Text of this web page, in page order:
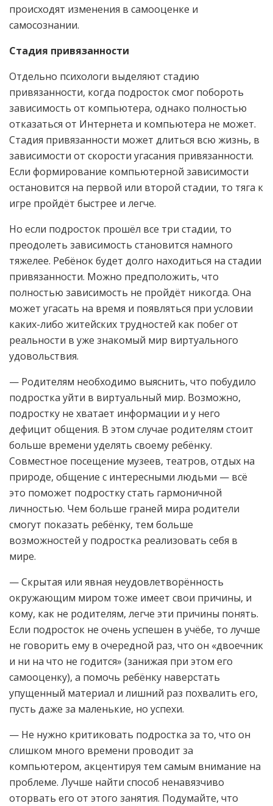
происходят изменения в самооценке и
самосознании.
Стадия привязанности
Отдельно психологи выделяют стадию
привязанности, когда подросток смог побороть
зависимость от компьютера, однако полностью
отказаться от Интернета и компьютера не может.
Стадия привязанности может длиться всю жизнь, в
зависимости от скорости угасания привязанности.
Если формирование компьютерной зависимости
остановится на первой или второй стадии, то тяга к
игре пройдёт быстрее и легче.
Но если подросток прошёл все три стадии, то
преодолеть зависимость становится намного
тяжелее. Ребёнок будет долго находиться на стадии
привязанности. Можно предположить, что
полностью зависимость не пройдёт никогда. Она
может угасать на время и появляться при условии
каких-либо житейских трудностей как побег от
реальности в уже знакомый мир виртуального
удовольствия.
— Родителям необходимо выяснить, что побудило
подростка уйти в виртуальный мир. Возможно,
подростку не хватает информации и у него
дефицит общения. В этом случае родителям стоит
больше времени уделять своему ребёнку.
Совместное посещение музеев, театров, отдых на
природе, общение с интересными людьми — всё
это поможет подростку стать гармоничной
личностью. Чем больше граней мира родители
смогут показать ребёнку, тем больше
возможностей у подростка реализовать себя в
мире.
— Скрытая или явная неудовлетворённость
окружающим миром тоже имеет свои причины, и
кому, как не родителям, легче эти причины понять.
Если подросток не очень успешен в учёбе, то лучше
не говорить ему в очередной раз, что он «двоечник
и ни на что не годится» (занижая при этом его
самооценку), а помочь ребёнку наверстать
упущенный материал и лишний раз похвалить его,
пусть даже за маленькие, но успехи.
— Не нужно критиковать подростка за то, что он
слишком много времени проводит за
компьютером, акцентируя тем самым внимание на
проблеме. Лучше найти способ ненавязчиво
оторвать его от этого занятия. Подумайте, что